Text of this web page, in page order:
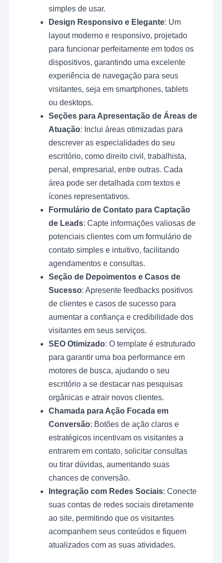
simples de usar.
Design Responsivo e Elegante: Um
layout moderno e responsivo, projetado
para funcionar perfeitamente em todos os
dispositivos, garantindo uma excelente
experiência de navegação para seus
visitantes, seja em smartphones, tablets
ou desktops.
Seções para Apresentação de Áreas de
Atuação: Inclui áreas otimizadas para
descrever as especialidades do seu
escritório, como direito civil, trabalhista,
penal, empresarial, entre outras. Cada
área pode ser detalhada com textos e
ícones representativos.
Formulário de Contato para Captação
de Leads: Capte informações valiosas de
potenciais clientes com um formulário de
contato simples e intuitivo, facilitando
agendamentos e consultas.
Seção de Depoimentos e Casos de
Sucesso: Apresente feedbacks positivos
de clientes e casos de sucesso para
aumentar a confiança e credibilidade dos
visitantes em seus serviços.
SEO Otimizado: O template é estruturado
para garantir uma boa performance em
motores de busca, ajudando o seu
escritório a se destacar nas pesquisas
orgânicas e atrair novos clientes.
Chamada para Ação Focada em
Conversão: Botões de ação claros e
estratégicos incentivam os visitantes a
entrarem em contato, solicitar consultas
ou tirar dúvidas, aumentando suas
chances de conversão.
Integração com Redes Sociais: Conecte
suas contas de redes sociais diretamente
ao site, permitindo que os visitantes
acompanhem seus conteúdos e fiquem
atualizados com as suas atividades.